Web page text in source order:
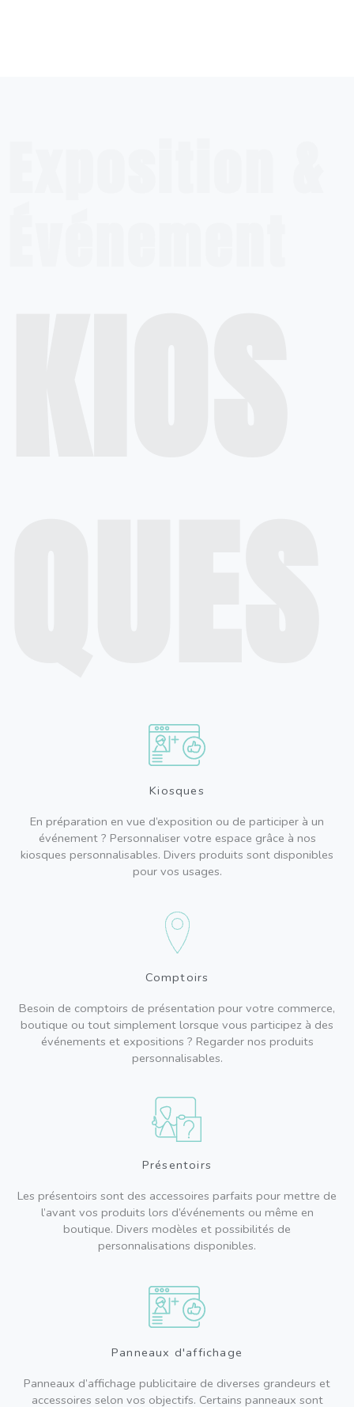
Kiosques
En préparation en vue d’exposition ou de participer à un
événement ? Personnaliser votre espace grâce à nos
kiosques personnalisables. Divers produits sont disponibles
pour vos usages.
Comptoirs
Besoin de comptoirs de présentation pour votre commerce,
boutique ou tout simplement lorsque vous participez à des
événements et expositions ? Regarder nos produits
personnalisables.
Présentoirs
Les présentoirs sont des accessoires parfaits pour mettre de
l’avant vos produits lors d’événements ou même en
boutique. Divers modèles et possibilités de
personnalisations disponibles.
Panneaux d'affichage
Panneaux d’affichage publicitaire de diverses grandeurs et
accessoires selon vos objectifs. Certains panneaux sont